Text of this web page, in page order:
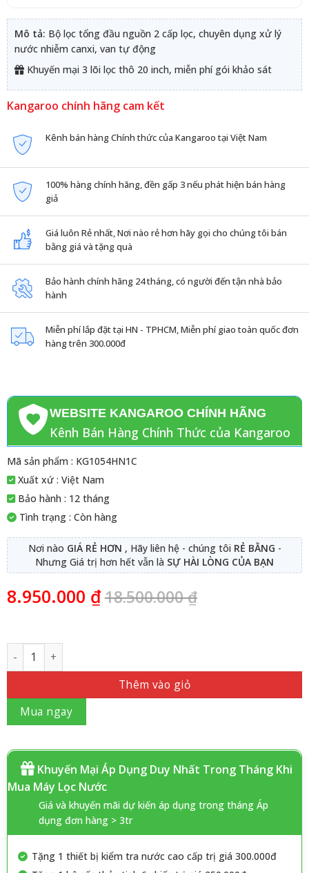
Mô tả: Bộ lọc tổng đầu nguồn 2 cấp lọc, chuyên dụng xử lý
nước nhiễm canxi, van tự động
Khuyến mại 3 lõi lọc thô 20 inch, miễn phí gói khảo sát
Kangaroo chính hãng cam kết
Kênh bán hàng Chính thức của Kangaroo tại Việt Nam
100% hàng chính hãng, đền gấp 3 nếu phát hiện bán hàng
giả
Giá luôn Rẻ nhất, Nơi nào rẻ hơn hãy gọi cho chúng tôi bán
bằng giá và tặng quà
Bảo hành chính hãng 24 tháng, có người đến tận nhà bảo
hành
Miễn phí lắp đặt tại HN - TPHCM, Miễn phí giao toàn quốc đơn
hàng trên 300.000đ
WEBSITE KANGAROO CHÍNH HÃNG
Kênh Bán Hàng Chính Thức của Kangaroo
Mã sản phẩm : KG1054HN1C
Xuất xứ : Việt Nam
Bảo hành : 12 tháng
Tình trạng : Còn hàng
Nơi nào GIÁ RẺ HƠN , Hãy liên hệ - chúng tôi RẺ BẰNG -
Nhưng Giá trị hơn hết vẫn là SỰ HÀI LÒNG CỦA BẠN
8.950.000 ₫18.500.000₫
Số lượng
Thêm vào giỏ
Mua ngay
Khuyến Mại Áp Dụng Duy Nhất Trong Tháng Khi
Mua Máy Lọc Nước
Giá và khuyến mãi dự kiến áp dụng trong tháng Áp
dụng đơn hàng > 3tr
Tặng 1 thiết bị kiểm tra nước cao cấp trị giá 300.000đ